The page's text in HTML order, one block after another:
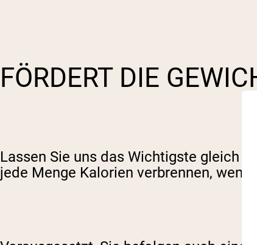
FÖRDERT DIE
Lassen Sie uns das Wichtigste gleich
jede Menge Kalorien verbrennen, wenn